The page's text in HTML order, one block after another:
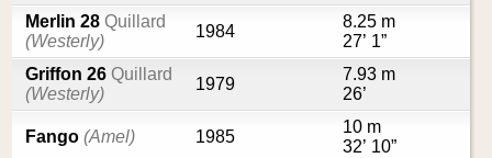
Merlin 28 Quillard
(Westerly)
1984
8.25 m
27’ 1”
Griffon 26 Quillard
(Westerly)
1979
7.93 m
26’
Fango(Amel) 1985
10 m
32’ 10”